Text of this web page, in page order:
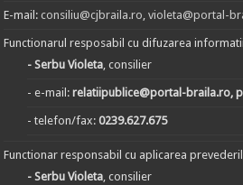
E-mail:consiliu@cjbraila.ro,violeta@portal-
Functionarul resposabil cu difuzarea
- Serbu Violeta, consilier
- e-mail:relatiipublice@portal-braila.ro,
- telefon/fax:0239.627.675
Functionar responsabil cu aplicarea
- Serbu Violeta, consilier